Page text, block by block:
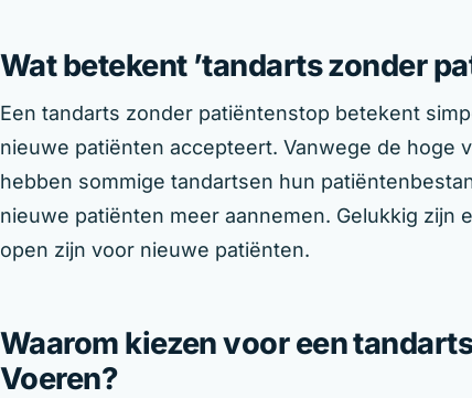
Wat betekent ’tandarts zonder
Een tandarts zonder patiëntenstop betekent
nieuwe patiënten accepteert. Vanwege de hoge
hebben sommige tandartsen hun
nieuwe patiënten meer aannemen. Gelukkig zijn
open zijn voor nieuwe patiënten.
Waarom kiezen voor een
Voeren?